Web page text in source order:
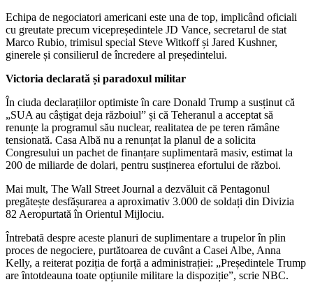
Echipa de negociatori americani este una de top, implicând oficiali
cu greutate precum vicepreședintele JD Vance, secretarul de stat
Marco Rubio, trimisul special Steve Witkoff și Jared Kushner,
ginerele și consilierul de încredere al președintelui.
Victoria declarată și paradoxul militar
În ciuda declarațiilor optimiste în care Donald Trump a susținut că
„SUA au câștigat deja războiul” și că Teheranul a acceptat să
renunțe la programul său nuclear, realitatea de pe teren rămâne
tensionată. Casa Albă nu a renunțat la planul de a solicita
Congresului un pachet de finanțare suplimentară masiv, estimat la
200 de miliarde de dolari, pentru susținerea efortului de război.
Mai mult, The Wall Street Journal a dezvăluit că Pentagonul
pregătește desfășurarea a aproximativ 3.000 de soldați din Divizia
82 Aeropurtată în Orientul Mijlociu.
Întrebată despre aceste planuri de suplimentare a trupelor în plin
proces de negociere, purtătoarea de cuvânt a Casei Albe, Anna
Kelly, a reiterat poziția de forță a administrației: „Președintele Trump
are întotdeauna toate opțiunile militare la dispoziție”, scrie NBC.